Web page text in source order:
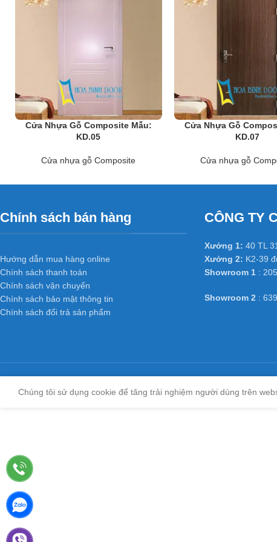
phố ở các nước tiên tiến như Mỹ, Hàn Quốc, Nhật Bản… và đặc biệt
Cửa Nhựa Gỗ Composite Mẫu:
KD.05
Cửa nhựa gỗ Composite
Cửa Nhựa Gỗ
KD.07
Cửa nhựa gỗ
Chính sách bán hàng
Hướng dẫn mua hàng online
Chính sách thanh toán
Chính sách vận chuyển
Chính sách bảo mật thông tin
Chính sách đổi trả sản phẩm
CÔNG TY
Xưởng 1: 40 TL
Xưởng 2: K2-39
Showroom 1:
Showroom 2 :
Chúng tôi sử dụng cookie để tăng trải nghiệm người dùng trên